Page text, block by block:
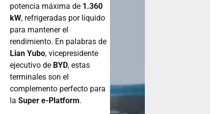
potencia máxima de 1.360
kW, refrigeradas por líquido
para mantener el
rendimiento. En palabras de
Lian Yubo, vicepresidente
ejecutivo de BYD, estas
terminales son el
complemento perfecto para
la Super e-Platform.